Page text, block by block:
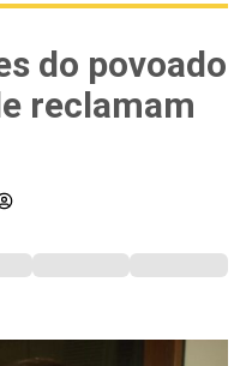
do povoado
reclamam